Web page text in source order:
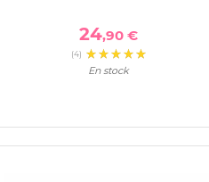
24,90 €
(4)
En stock